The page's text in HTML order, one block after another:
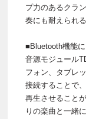
プ力のあるクラ
奏にも耐えられ
■Bluetooth機能
音源モジュール
フォン、タブレ
接続することで
再生させること
りの楽曲と一緒